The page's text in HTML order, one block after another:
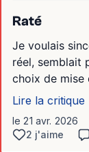
Raté
Je voulais
réel, semblait
choix de mise
Lire la critique
le 21 avr. 2026
2 j'aime